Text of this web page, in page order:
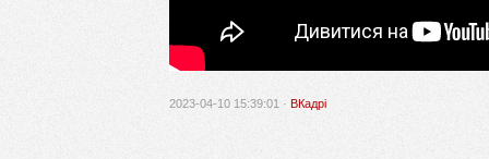
2023-04-10 15:39:01 · ВКадрі